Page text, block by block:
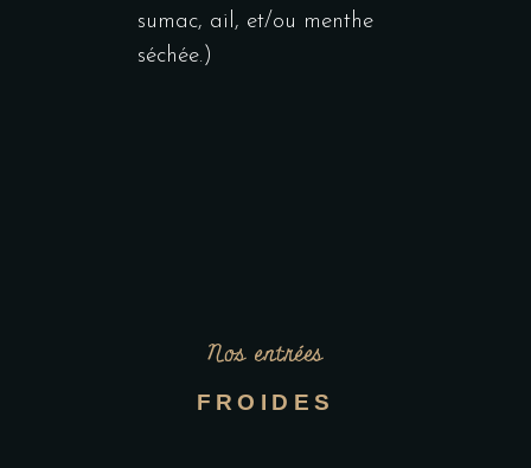
sumac, ail, et/ou menthe
séchée.)
Nos entrées
FROIDES